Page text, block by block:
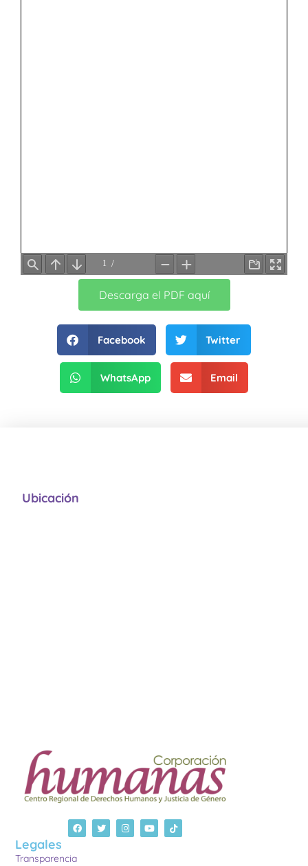
Descarga el PDF aquí
Facebook Twitter
WhatsApp Email
Legales
Transparencia
Ubicación